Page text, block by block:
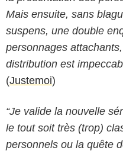
Mais ensuite, sans
suspens, une double
personnages
distribution est
(Justemoi)
“Je valide la nouvelle
le tout soit très (trop)
personnels ou la quête